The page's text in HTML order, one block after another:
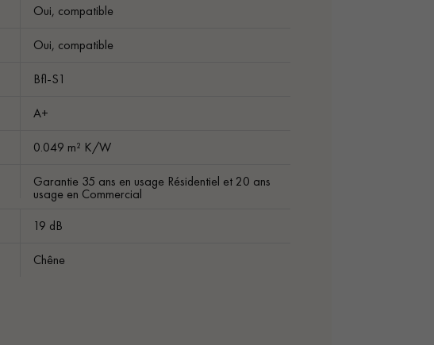
Oui, compatible
Oui, compatible
Bfl-S1
A+
0.049 m² K/W
Garantie 35 ans en usage Résidentiel et 20 ans
usage en Commercial
19 dB
Chêne